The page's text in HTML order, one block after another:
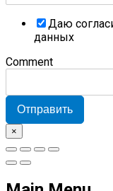
Даю
данных
Comment
Отправить
×